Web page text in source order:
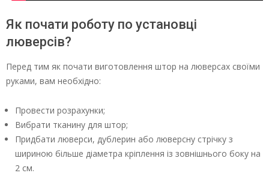
Як почати роботу по установці
люверсів?
Перед тим як почати виготовлення штор на люверсах своїми
руками, вам необхідно:
Провести розрахунки;
Вибрати тканину для штор;
Придбати люверси, дублерин або люверсну стрічку з
шириною більше діаметра кріплення із зовнішнього боку на
2 см.